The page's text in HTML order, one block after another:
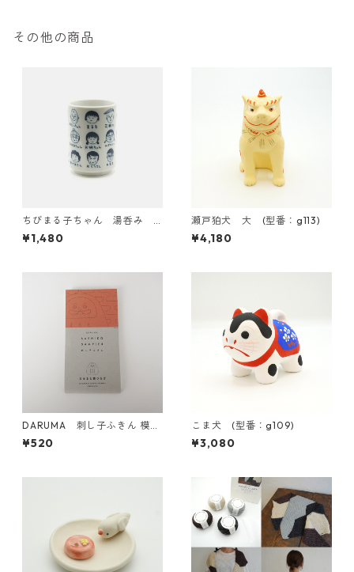
その他の商品
ちびまる子ちゃん 湯呑み
集合
¥1,480
瀬戸狛犬 大 (型番：g113)
¥4,180
DARUMA 刺し子ふきん 模様
刺し（DARUMAオリジナル
柄）1056(白) だるまと霞つ
¥520
こま犬 (型番：g109)
¥3,080